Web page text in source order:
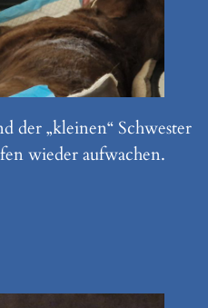
der „kleinen“ Schwester
wieder aufwachen.